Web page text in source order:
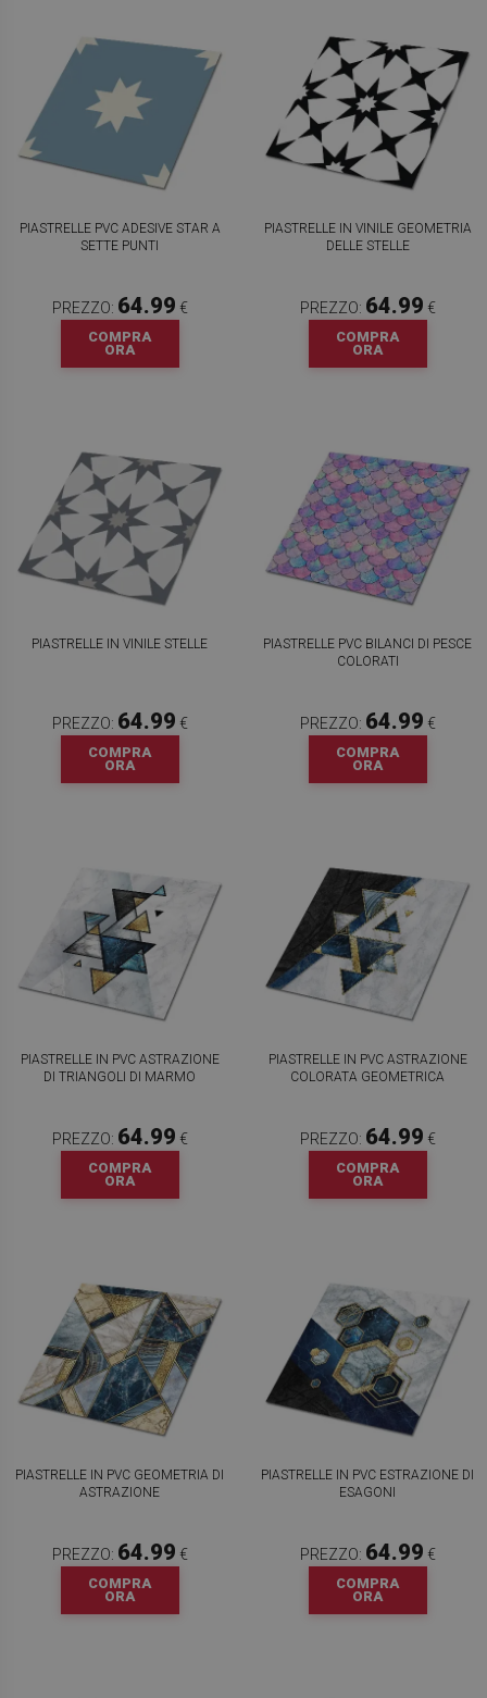
PIASTRELLE PVC ADESIVE STAR A
SETTE PUNTI
PREZZO: 64.99 €
COMPRA
ORA
PIASTRELLE IN VINILE GEOMETRIA
DELLE STELLE
PREZZO: 64.99 €
COMPRA
ORA
PIASTRELLE IN VINILE STELLE
PREZZO: 64.99 €
COMPRA
ORA
PIASTRELLE PVC BILANCI DI PESCE
COLORATI
PREZZO: 64.99 €
COMPRA
ORA
PIASTRELLE IN PVC ASTRAZIONE
DI TRIANGOLI DI MARMO
PREZZO: 64.99 €
COMPRA
ORA
PIASTRELLE IN PVC ASTRAZIONE
COLORATA GEOMETRICA
PREZZO: 64.99 €
COMPRA
ORA
PIASTRELLE IN PVC GEOMETRIA DI
ASTRAZIONE
PREZZO: 64.99 €
COMPRA
ORA
PIASTRELLE IN PVC ESTRAZIONE DI
ESAGONI
PREZZO: 64.99 €
COMPRA
ORA